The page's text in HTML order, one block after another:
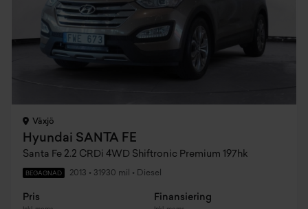
Växjö
Hyundai SANTA FE
Santa Fe 2.2 CRDi 4WD Shiftronic Premium 197hk
BEGAGNAD 2013 • 31930 mil • Diesel
Pris Finansiering